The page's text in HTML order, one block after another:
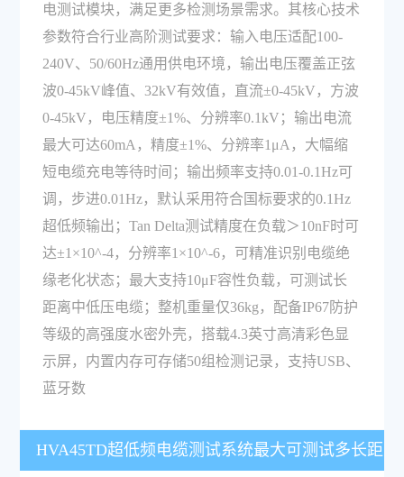
电测试模块，满足更多检测场景需求。其核心技术
参数符合行业高阶测试要求：输入电压适配100-
240V、50/60Hz通用供电环境，输出电压覆盖正弦
波0-45kV峰值、32kV有效值，直流±0-45kV，方波
0-45kV，电压精度±1%、分辨率0.1kV；输出电流
最大可达60mA，精度±1%、分辨率1μA，大幅缩
短电缆充电等待时间；输出频率支持0.01-0.1Hz可
调，步进0.01Hz，默认采用符合国标要求的0.1Hz
超低频输出；Tan Delta测试精度在负载＞10nF时可
达±1×10^-4，分辨率1×10^-6，可精准识别电缆绝
缘老化状态；最大支持10μF容性负载，可测试长
距离中低压电缆；整机重量仅36kg，配备IP67防护
等级的高强度水密外壳，搭载4.3英寸高清彩色显
示屏，内置内存可存储50组检测记录，支持USB、
蓝牙数
HVA45TD超低频电缆测试系统最大可测试多长距